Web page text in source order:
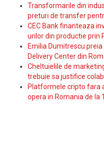
Transformarile din
preturi de transfer
CEC Bank finanteaza
urilor din productie prin
Emilia Dumitrescu
Delivery Center din
Cheltuielile de
trebuie sa justifice
Platformele cripto fara
opera in Romania de la